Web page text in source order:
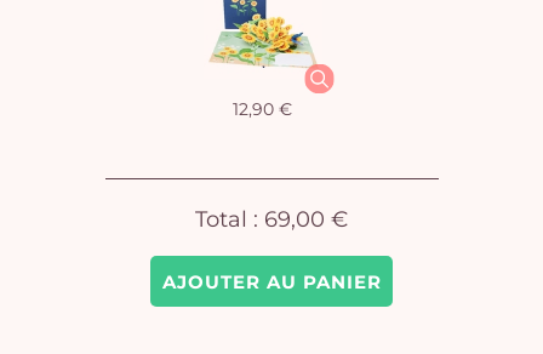
AJOUTER AU PANIER
12,90 €
Total : 69,00 €